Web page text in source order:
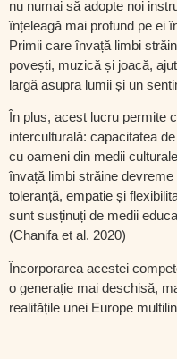
nu numai să adopte noi
înțeleagă mai profund pe ei
Primii care învață limbi
povești, muzică și joacă,
largă asupra lumii și un
În plus, acest lucru permite
interculturală: capacitatea
cu oameni din medii
învață limbi străine
toleranță, empatie și
sunt susținuți de medii
(Chanifa et al. 2020)
Încorporarea acestei
o generație mai deschisă,
realitățile unei Europe